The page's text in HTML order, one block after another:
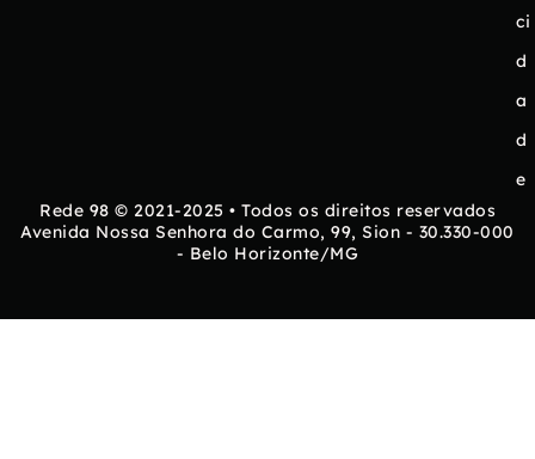
ci
d
a
d
e
Rede 98 © 2021-2025 • Todos os direitos reservados
Avenida Nossa Senhora do Carmo, 99, Sion - 30.330-000
- Belo Horizonte/MG